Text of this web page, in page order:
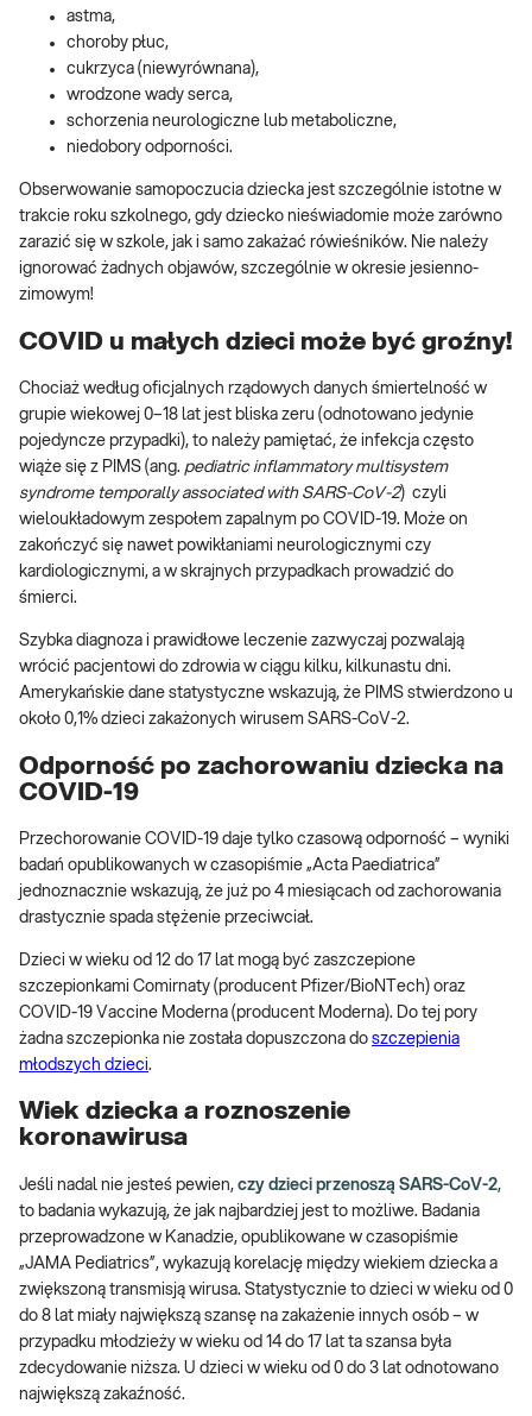
astma,
choroby płuc,
cukrzyca (niewyrównana),
wrodzone wady serca,
schorzenia neurologiczne lub metaboliczne,
niedobory odporności.
Obserwowanie samopoczucia dziecka jest szczególnie istotne w
trakcie roku szkolnego, gdy dziecko nieświadomie może zarówno
zarazić się w szkole, jak i samo zakażać rówieśników. Nie należy
ignorować żadnych objawów, szczególnie w okresie jesienno-
zimowym!
COVID u małych dzieci może być groźny!
Chociaż według oficjalnych rządowych danych śmiertelność w
grupie wiekowej 0–18 lat jest bliska zeru (odnotowano jedynie
pojedyncze przypadki), to należy pamiętać, że infekcja często
wiąże się z PIMS (ang. pediatric inflammatory multisystem
syndrome temporally associated with SARS-CoV-2) czyli
wieloukładowym zespołem zapalnym po COVID-19. Może on
zakończyć się nawet powikłaniami neurologicznymi czy
kardiologicznymi, a w skrajnych przypadkach prowadzić do
śmierci.
Szybka diagnoza i prawidłowe leczenie zazwyczaj pozwalają
wrócić pacjentowi do zdrowia w ciągu kilku, kilkunastu dni.
Amerykańskie dane statystyczne wskazują, że PIMS stwierdzono u
około 0,1% dzieci zakażonych wirusem SARS-CoV-2.
Odporność po zachorowaniu dziecka na
COVID-19
Przechorowanie COVID-19 daje tylko czasową odporność – wyniki
badań opublikowanych w czasopiśmie „Acta Paediatrica”
jednoznacznie wskazują, że już po 4 miesiącach od zachorowania
drastycznie spada stężenie przeciwciał.
Dzieci w wieku od 12 do 17 lat mogą być zaszczepione
szczepionkami Comirnaty (producent Pfizer/BioNTech) oraz
COVID-19 Vaccine Moderna (producent Moderna). Do tej pory
żadna szczepionka nie została dopuszczona do szczepienia
młodszych dzieci.
Wiek dziecka a roznoszenie
koronawirusa
Jeśli nadal nie jesteś pewien, czy dzieci przenoszą SARS-CoV-2,
to badania wykazują, że jak najbardziej jest to możliwe. Badania
przeprowadzone w Kanadzie, opublikowane w czasopiśmie
„JAMA Pediatrics”, wykazują korelację między wiekiem dziecka a
zwiększoną transmisją wirusa. Statystycznie to dzieci w wieku od 0
do 8 lat miały największą szansę na zakażenie innych osób – w
przypadku młodzieży w wieku od 14 do 17 lat ta szansa była
zdecydowanie niższa. U dzieci w wieku od 0 do 3 lat odnotowano
największą zakaźność.